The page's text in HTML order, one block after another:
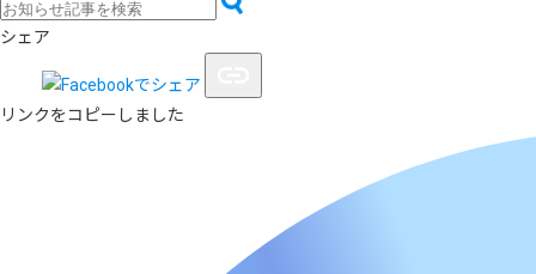
シェア
リンクをコピーしました